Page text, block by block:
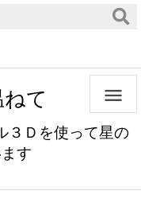
て
３Ｄを使って星の
す
